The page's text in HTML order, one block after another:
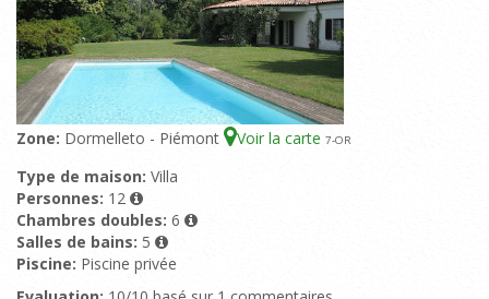
Zone: Dormelleto - Piémont Voir la carte 7-OR
Type de maison: Villa
Personnes: 12
Chambres doubles: 6
Salles de bains: 5
Piscine: Piscine privée